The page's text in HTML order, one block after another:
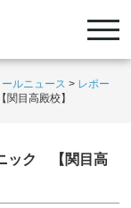
ールニュース > レポー
目高殿校】
ック 【関目高